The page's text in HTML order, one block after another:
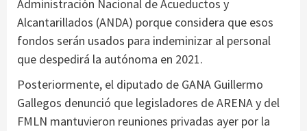
Administración Nacional de Acueductos y
Alcantarillados (ANDA) porque considera que esos
fondos serán usados para indeminizar al personal
que despedirá la autónoma en 2021.
Posteriormente, el diputado de GANA Guillermo
Gallegos denunció que legisladores de ARENA y del
FMLN mantuvieron reuniones privadas ayer por la